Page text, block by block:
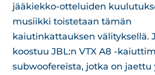
jääkiekko-otteluiden
musiikki toistetaan tämän
kaiutinkattauksen välityksellä.
koostuu JBL:n VTX A8 -
subwoofereista, jotka on jaettu